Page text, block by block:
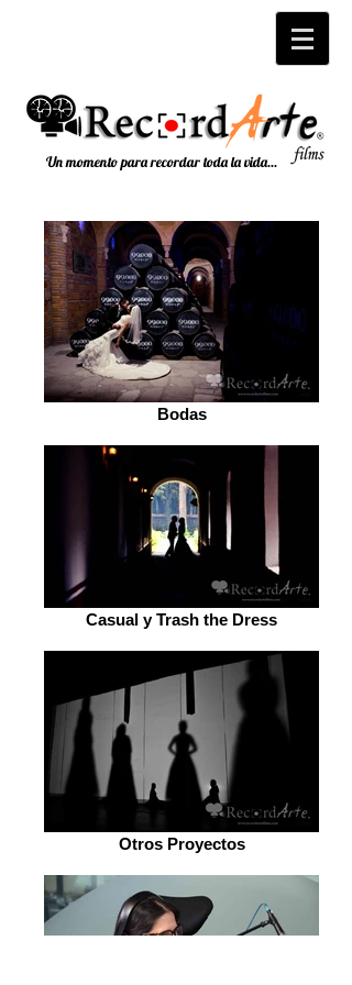
Un momento para recordar toda la vida...
Bodas
Casual y Trash the Dress
Otros Proyectos